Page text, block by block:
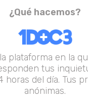
¿Qué hacemos?
la plataforma en la
tus
horas del día. Tus
anónimas.